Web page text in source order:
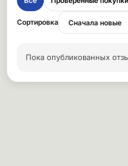
Сортировка
Пока опубликованных